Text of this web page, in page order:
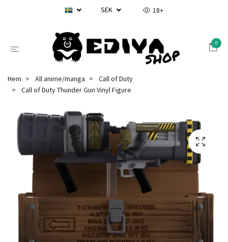
SEK 18+
0
Hem All anime/manga
Call of Duty
Call of Duty Thunder Gun Vinyl Figure